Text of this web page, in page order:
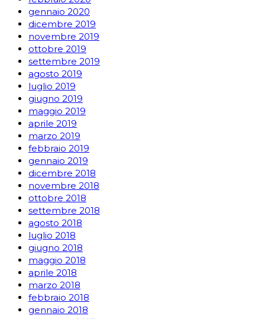
gennaio 2020
dicembre 2019
novembre 2019
ottobre 2019
settembre 2019
agosto 2019
luglio 2019
giugno 2019
maggio 2019
aprile 2019
marzo 2019
febbraio 2019
gennaio 2019
dicembre 2018
novembre 2018
ottobre 2018
settembre 2018
agosto 2018
luglio 2018
giugno 2018
maggio 2018
aprile 2018
marzo 2018
febbraio 2018
gennaio 2018